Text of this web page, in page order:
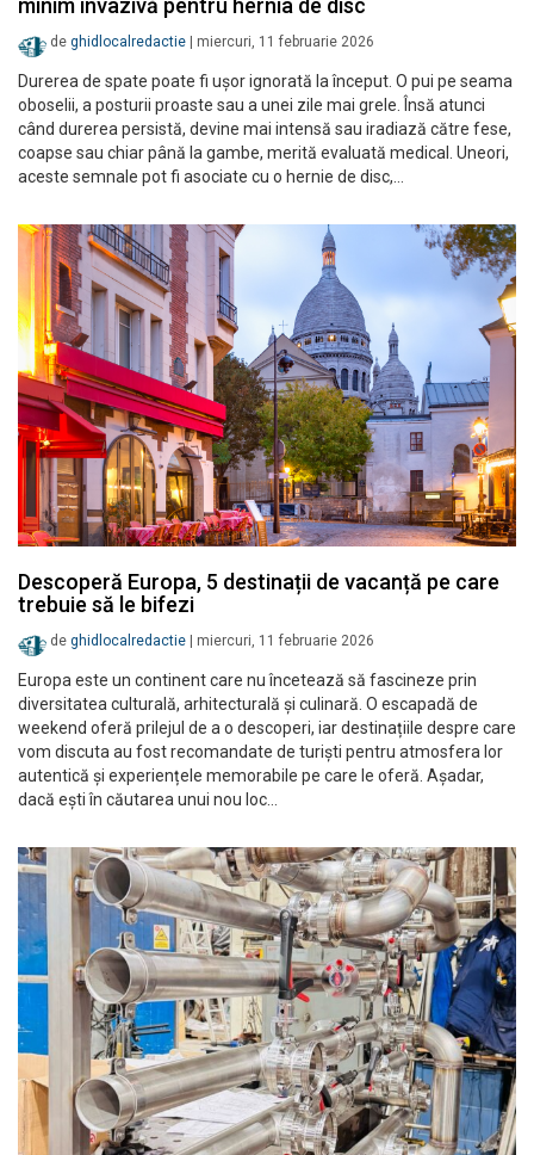
minim invazivă pentru hernia de disc
de ghidlocalredactie miercuri, 11 februarie 2026
Durerea de spate poate fi ușor ignorată la început. O pui pe seama
oboselii, a posturii proaste sau a unei zile mai grele. Însă atunci
când durerea persistă, devine mai intensă sau iradiază către fese,
coapse sau chiar până la gambe, merită evaluată medical. Uneori,
aceste semnale pot fi asociate cu o hernie de disc,…
Descoperă Europa, 5 destinații de vacanță pe care
trebuie să le bifezi
de ghidlocalredactie miercuri, 11 februarie 2026
Europa este un continent care nu încetează să fascineze prin
diversitatea culturală, arhitecturală și culinară. O escapadă de
weekend oferă prilejul de a o descoperi, iar destinațiile despre care
vom discuta au fost recomandate de turiști pentru atmosfera lor
autentică și experiențele memorabile pe care le oferă. Așadar,
dacă ești în căutarea unui nou loc…